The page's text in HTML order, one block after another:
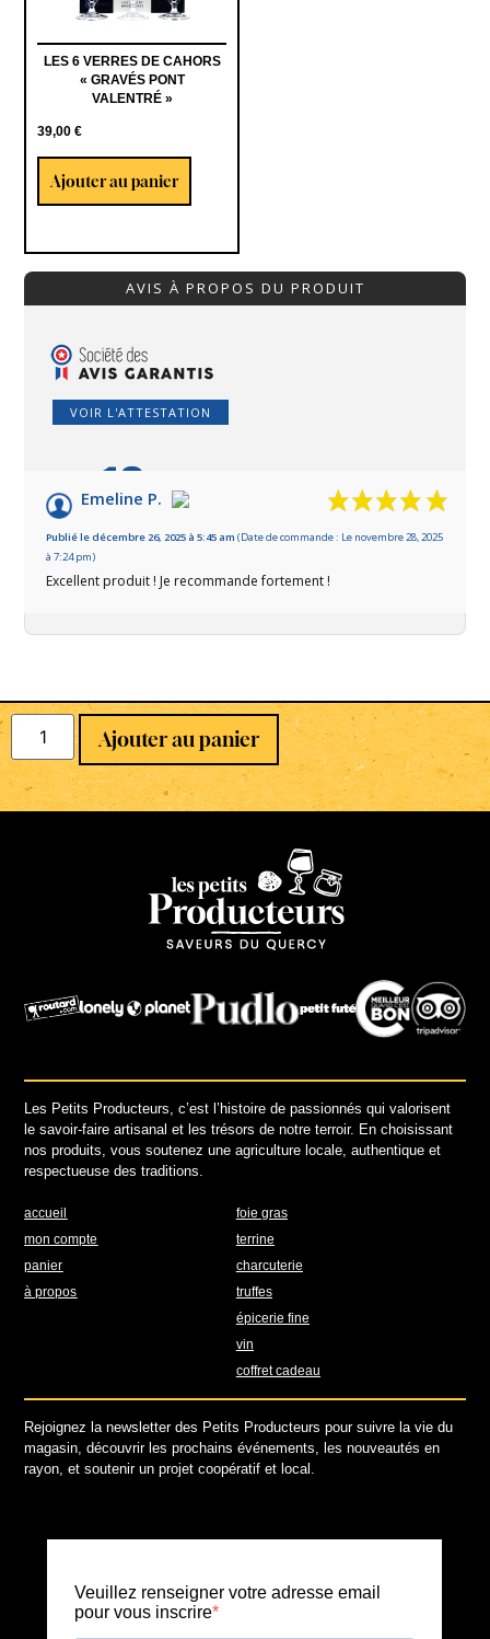
LES 6 VERRES DE CAHORS
« GRAVÉS PONT
VALENTRÉ »
39,00€
Ajouter au panier
AVIS À PROPOS DU PRODUIT
VOIR L'ATTESTATION
10/10
Basé sur 1 avis
Emeline P.
Publié le décembre 26, 2025 à 5:45 am(Date de commande : Le novembre 28, 2025
à 7:24 pm)
Excellent produit ! Je recommande fortement !
Ajouter au panier
Les Petits Producteurs, c’est l’histoire de passionnés qui valorisent
le savoir-faire artisanal et les trésors de notre terroir. En choisissant
nos produits, vous soutenez une agriculture locale, authentique et
respectueuse des traditions.
accueil
mon compte
panier
à propos
foie gras
terrine
charcuterie
truffes
épicerie fine
vin
coffret cadeau
Rejoignez la newsletter des Petits Producteurs pour suivre la vie du
magasin, découvrir les prochains événements, les nouveautés en
rayon, et soutenir un projet coopératif et local.